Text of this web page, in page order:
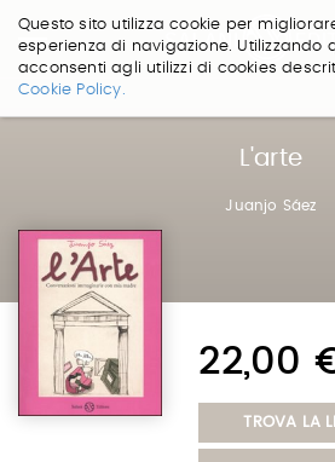
Questo sito utilizza cookie per
esperienza di navigazione. Utilizzando
acconsenti agli utilizzi di cookies
Cookie Policy.
Salta
L'arte
Juanjo Sáez
22,00
TROVA LA